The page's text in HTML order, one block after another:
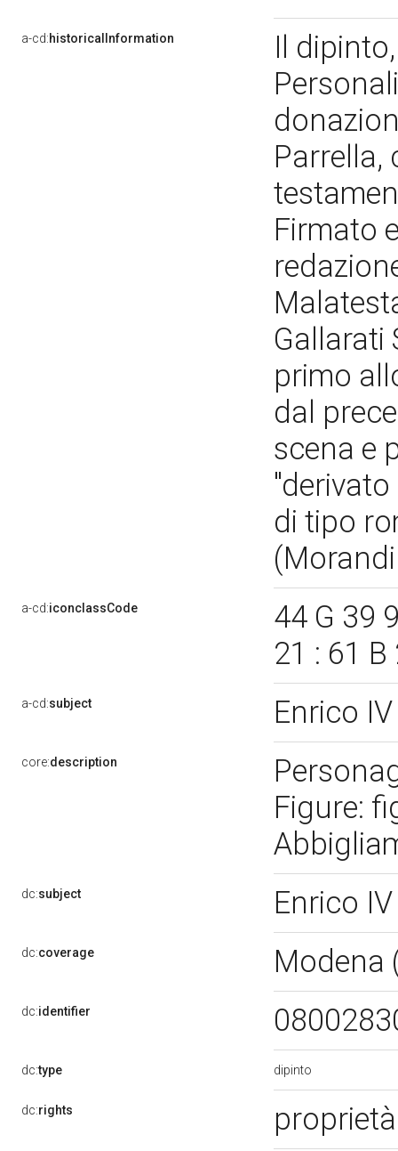
a-cd:historicalInformation
Il
Parrella,
Firmato
Gallarati
primo
dal
scena e
di tipo
a-cd:iconclassCode
44 G 39
21 : 61 B
a-cd:subject Enrico
core:description
Figure:
dc:subject Enrico
dc:coverage Modena
dc:identifier
dc:type dipinto
dc:rights